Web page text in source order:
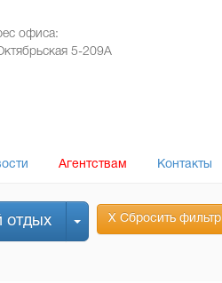
офиса:
5-209А
Агентствам Контакты
отдых Х Сбросить фильтр